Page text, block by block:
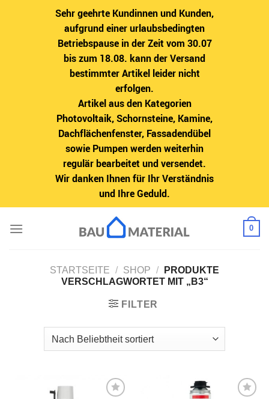
Sehr geehrte Kundinnen und Kunden,
aufgrund einer urlaubsbedingten
Betriebspause in der Zeit vom 30.07
bis zum 18.08. kann der Versand
bestimmter Artikel leider nicht
erfolgen.
Artikel aus den Kategorien
Photovoltaik, Schornsteine, Kamine,
Dachflächenfenster, Fassadendübel
sowie Pumpen werden weiterhin
regulär bearbeitet und versendet.
Wir danken Ihnen für Ihr Verständnis
und Ihre Geduld.
Inhalt
0
STARTSEITE / SHOP /
PRODUKTE
VERSCHLAGWORTET MIT „B3“
FILTER